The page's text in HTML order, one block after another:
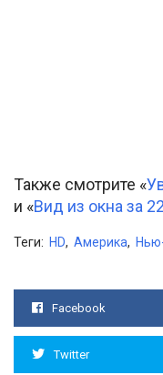
Также смотрите «
и «Вид из окна за
Теги: HD, Америка,
Facebook
Twitter